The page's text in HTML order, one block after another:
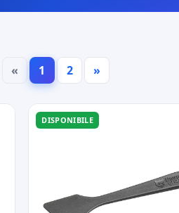
« 1 2 »
DISPONIBILE